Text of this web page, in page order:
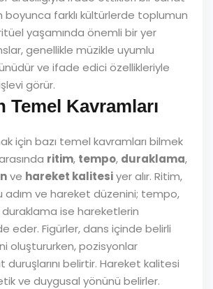
boyunca farklı kültürlerde toplumun
yaşamında önemli bir yer
genellikle müzikle uyumlu
ve ifade edici özellikleriyle
görür.
Temel Kavramları
için bazı temel kavramları bilmek
ritim, tempo, duraklama,
ve hareket kalitesiyer alır. Ritim,
adım ve hareket düzenini; tempo,
duraklama ise hareketlerin
eder. Figürler, dans içinde belirli
oluştururken, pozisyonlar
duruşlarını belirtir. Hareket kalitesi
ve duygusal yönünü belirler.